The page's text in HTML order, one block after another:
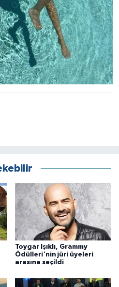
Toygar Işıklı, Grammy
Ödülleri'nin jüri üyeleri
arasına seçildi